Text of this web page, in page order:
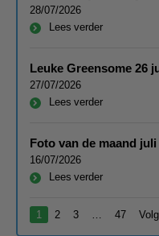
28/07/2026
Lees verder
Leuke Greensome 26
27/07/2026
Lees verder
Foto van de maand juli
16/07/2026
Lees verder
1 2 3 47